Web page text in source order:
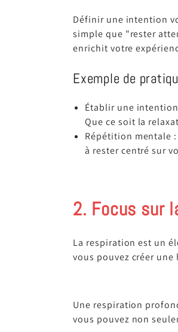
Définir une intention
simple que "rester
enrichit votre
Exemple de
Établir une
Que ce soit la
Répétition mentale
à rester centré sur
2. Focus sur
La respiration est un
vous pouvez créer
Une respiration
vous pouvez non